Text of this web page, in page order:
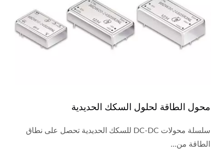
محول الطاقة لحلول السكك الحديدية
سلسلة محولات DC-DC للسكك الحديدية تحصل على نطاق
الطاقة من...